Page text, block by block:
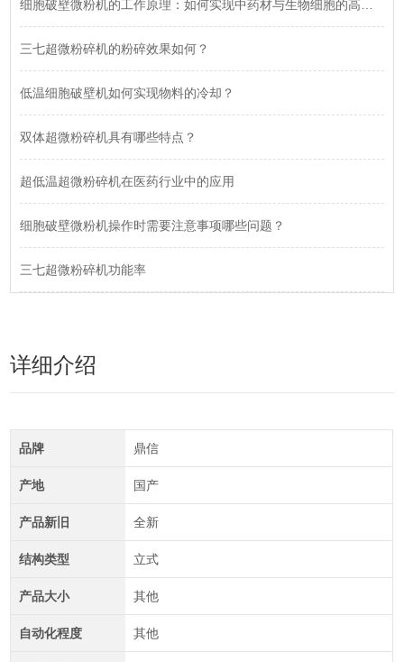
细胞破壁微粉机的工作原理：如何实现中药材与生物细胞的高效破壁？
三七超微粉碎机的粉碎效果如何？
低温细胞破壁机如何实现物料的冷却？
双体超微粉碎机具有哪些特点？
超低温超微粉碎机在医药行业中的应用
细胞破壁微粉机操作时需要注意事项哪些问题？
三七超微粉碎机功能率
详细介绍
品牌 鼎信
产地 国产
产品新旧 全新
结构类型 立式
产品大小 其他
自动化程度 其他